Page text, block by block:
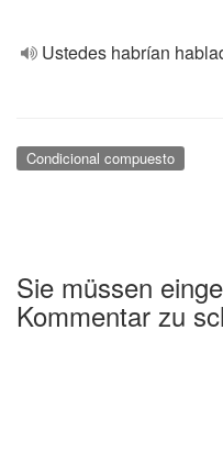
Ustedes habrían
Condicional compuesto
Sie müssen
Kommentar zu